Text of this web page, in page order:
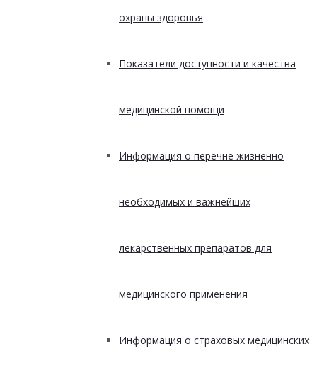
охраны здоровья
Показатели доступности и качества
медицинской помощи
Информация о перечне жизненно
необходимых и важнейших
лекарственных препаратов для
медицинского применения
Информация о страховых медицинских